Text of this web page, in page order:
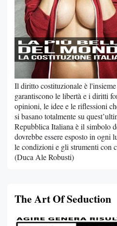
Il diritto costituzionale è
garantiscono le libertà e i diritti
opinioni, le idee e le riflessioni
si basano totalmente su
Repubblica Italiana è il simbolo
dovrebbe essere esposto in ogni
le condizioni e gli strumenti con
(Duca Ale Robusti)
The Art Of Seduction